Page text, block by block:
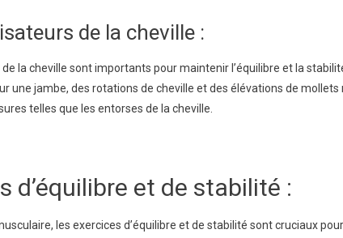
de la cheville :
de la cheville sont importants pour maintenir l’équilibre et la
une jambe, des rotations de cheville et des élévations de
telles que les entorses de la cheville.
d’équilibre et de stabilité :
les exercices d’équilibre et de stabilité sont cruciaux